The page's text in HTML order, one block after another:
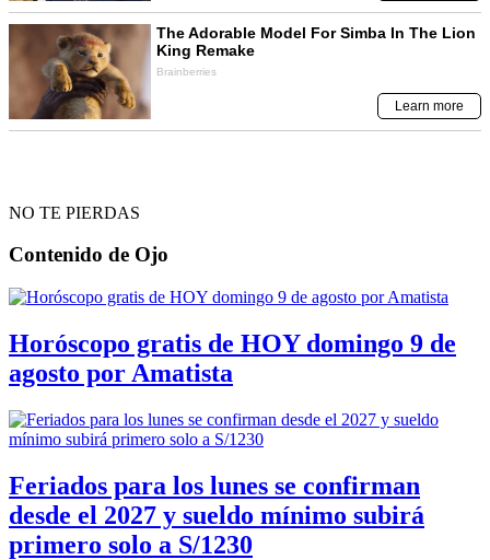
NO TE PIERDAS
Contenido de Ojo
Horóscopo gratis de HOY domingo 9 de
agosto por Amatista
Feriados para los lunes se confirman
desde el 2027 y sueldo mínimo subirá
primero solo a S/1230